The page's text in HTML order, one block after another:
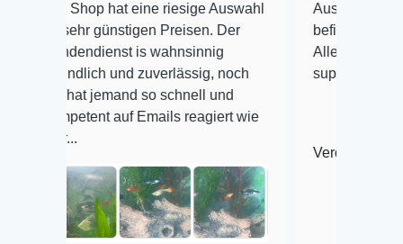
hat eine riesige Auswahl
günstigen Preisen. Der
is wahnsinnig
und zuverlässig, noch
jemand so schnell und
auf Emails reagiert wie
Auswahl plus
befinden der Fische
Alles ist quick lebendig
super Zustand. Gerne
Veröffentlicht auf Google